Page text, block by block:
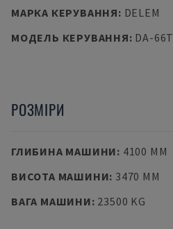
МАРКА КЕРУВАННЯ: DELEM
МОДЕЛЬ КЕРУВАННЯ: DA-66T
РОЗМІРИ
ГЛИБИНА МАШИНИ: 4100 MM
ВИСОТА МАШИНИ: 3470 MM
ВАГА МАШИНИ: 23500 KG